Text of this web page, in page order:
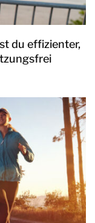
du effizienter,